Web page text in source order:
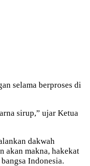
selama berproses di
sirup,” ujar Ketua
dakwah
akan makna, hakekat
Indonesia.